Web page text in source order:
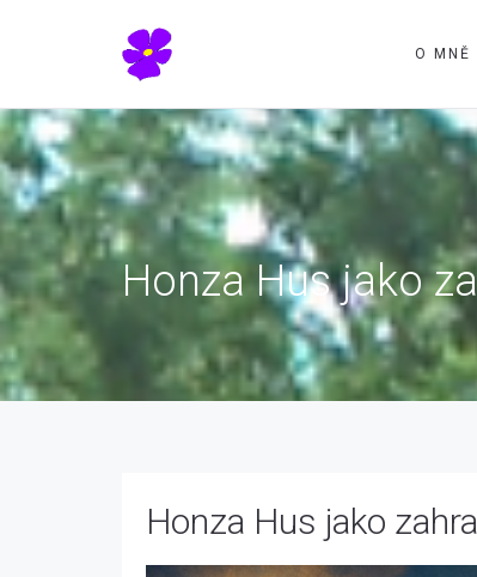
O MNĚ
Honza Hus jako
Honza Hus jako